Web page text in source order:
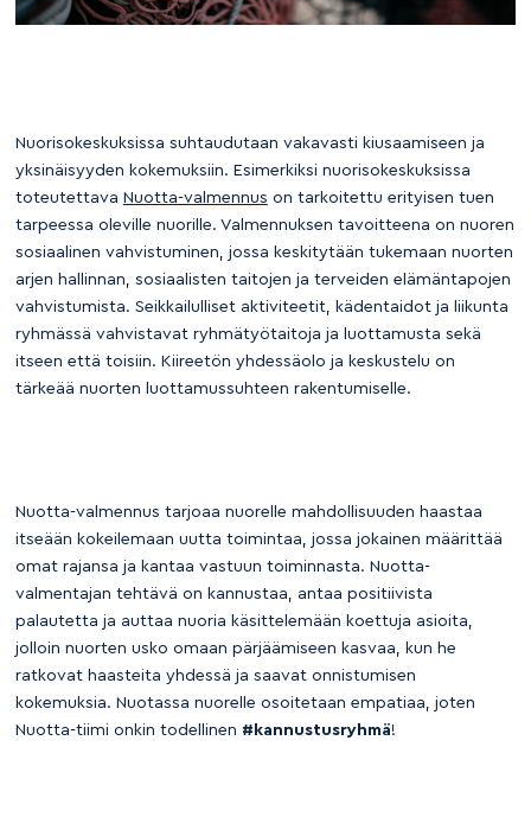
Nuorisokeskuksissa suhtaudutaan vakavasti kiusaamiseen ja
yksinäisyyden kokemuksiin. Esimerkiksi nuorisokeskuksissa
toteutettava Nuotta-valmennus on tarkoitettu erityisen tuen
tarpeessa oleville nuorille. Valmennuksen tavoitteena on nuoren
sosiaalinen vahvistuminen, jossa keskitytään tukemaan nuorten
arjen hallinnan, sosiaalisten taitojen ja terveiden elämäntapojen
vahvistumista. Seikkailulliset aktiviteetit, kädentaidot ja liikunta
ryhmässä vahvistavat ryhmätyötaitoja ja luottamusta sekä
itseen että toisiin. Kiireetön yhdessäolo ja keskustelu on
tärkeää nuorten luottamussuhteen rakentumiselle.
Nuotta-valmennus tarjoaa nuorelle mahdollisuuden haastaa
itseään kokeilemaan uutta toimintaa, jossa jokainen määrittää
omat rajansa ja kantaa vastuun toiminnasta. Nuotta-
valmentajan tehtävä on kannustaa, antaa positiivista
palautetta ja auttaa nuoria käsittelemään koettuja asioita,
jolloin nuorten usko omaan pärjäämiseen kasvaa, kun he
ratkovat haasteita yhdessä ja saavat onnistumisen
kokemuksia. Nuotassa nuorelle osoitetaan empatiaa, joten
Nuotta-tiimi onkin todellinen #kannustusryhmä!